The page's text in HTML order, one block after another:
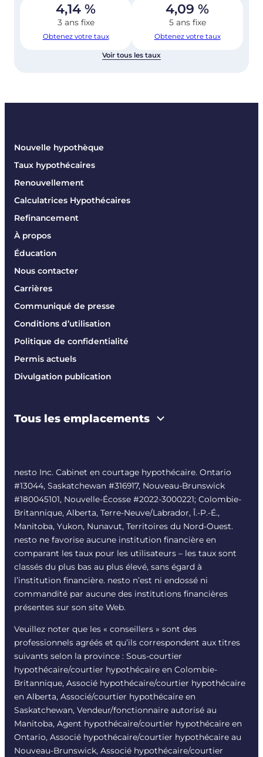
4,14 %
3 ans fixe
Obtenez votre taux
4,09 %
5 ans fixe
Obtenez votre taux
Voir tous les taux
Nouvelle hypothèque
Taux hypothécaires
Renouvellement
Calculatrices Hypothécaires
Refinancement
À propos
Éducation
Nous contacter
Carrières
Communiqué de presse
Conditions d’utilisation
Politique de confidentialité
Permis actuels
Divulgation publication
Tous les emplacements
nesto Inc. Cabinet en courtage hypothécaire. Ontario
#13044, Saskatchewan #316917, Nouveau-Brunswick
#180045101, Nouvelle-Écosse #2022-3000221; Colombie-
Britannique, Alberta, Terre-Neuve/Labrador, Î.-P.-É.,
Manitoba, Yukon, Nunavut, Territoires du Nord-Ouest.
nesto ne favorise aucune institution financière en
comparant les taux pour les utilisateurs – les taux sont
classés du plus bas au plus élevé, sans égard à
l’institution financière. nesto n’est ni endossé ni
commandité par aucune des institutions financières
présentes sur son site Web.
Veuillez noter que les « conseillers » sont des
professionnels agréés et qu’ils correspondent aux titres
suivants selon la province : Sous-courtier
hypothécaire/courtier hypothécaire en Colombie-
Britannique, Associé hypothécaire/courtier hypothécaire
en Alberta, Associé/courtier hypothécaire en
Saskatchewan, Vendeur/fonctionnaire autorisé au
Manitoba, Agent hypothécaire/courtier hypothécaire en
Ontario, Associé hypothécaire/courtier hypothécaire au
Nouveau-Brunswick, Associé hypothécaire/courtier